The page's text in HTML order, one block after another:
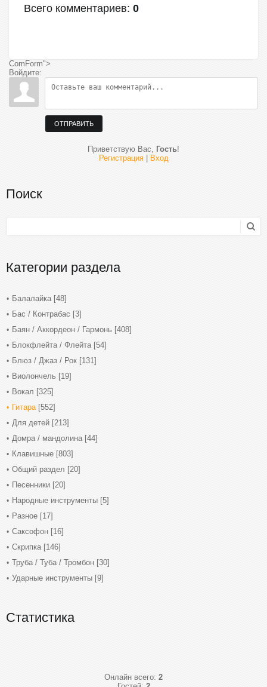
Всего комментариев: 0
ComForm">
Войдите:
ОТПРАВИТЬ
Приветствую Вас, Гость!
Регистрация| Вход
Поиск
Категории раздела
Балалайка [48]
Бас / Контрабас [3]
Баян / Аккордеон / Гармонь [408]
Блокфлейта / Флейта [54]
Блюз / Джаз / Рок [131]
Виолончель [19]
Вокал [325]
Гитара [552]
Для детей [213]
Домра / мандолина [44]
Клавишные [803]
Общий раздел [20]
Песенники [20]
Народные инструменты [5]
Разное [17]
Саксофон [16]
Скрипка [146]
Труба / Туба / Тромбон [30]
Ударные инструменты [9]
Статистика
Онлайн всего: 2